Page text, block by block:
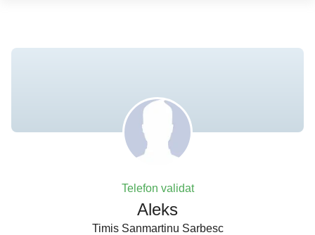
Telefon validat
Aleks
Timis Sanmartinu Sarbesc